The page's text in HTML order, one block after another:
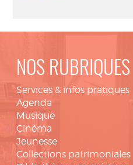
NOS RUBRIQUES
Services & infos pratiques
Agenda
Musique
Cinéma
Jeunesse
Collections patrimoniales